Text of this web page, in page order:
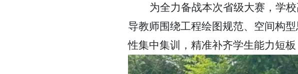
为全力备战本次省级大赛，学
导教师围绕工程绘图规范、空间构
性集中集训，精准补齐学生能力短